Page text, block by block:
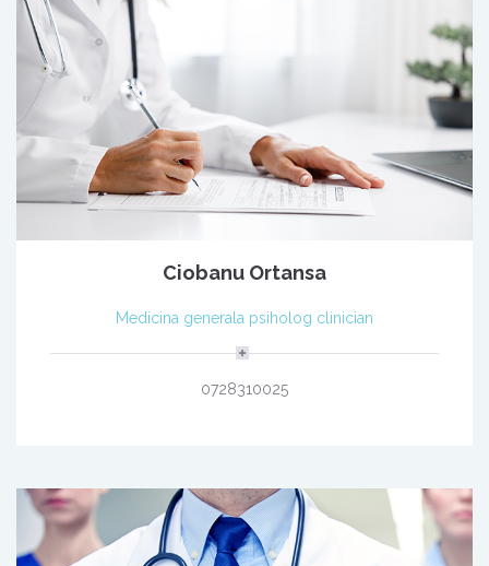
Ciobanu Ortansa
Medicina generala psiholog clinician
0728310025